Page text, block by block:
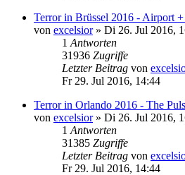
Terror in Brüssel 2016 - Airport
von excelsior» Di 26. Jul 2016,
1 Antworten
31936 Zugriffe
Letzter Beitrag von
Fr 29. Jul 2016, 14:44
Terror in Orlando 2016 - The
von excelsior» Di 26. Jul 2016,
1 Antworten
31385 Zugriffe
Letzter Beitrag von
Fr 29. Jul 2016, 14:44